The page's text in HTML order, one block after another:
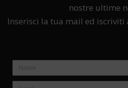
nostre ultime
Inserisci la tua mail ed iscriviti